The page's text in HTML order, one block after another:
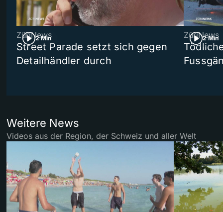
2 Min
ZüriNews
Street Parade setzt sich gegen
Detailhändler durch
2 Min
ZüriNews
Weitere News
Videos aus der Region, der Schweiz und aller Welt